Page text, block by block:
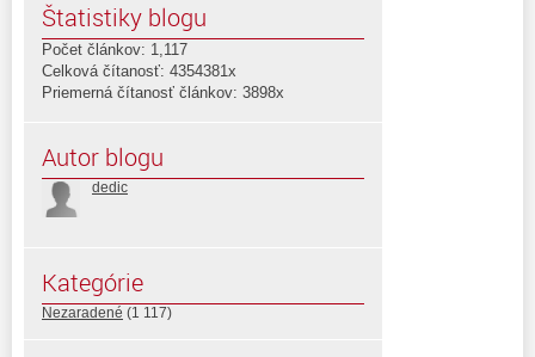
Štatistiky blogu
Počet článkov: 1,117
Celková čítanosť: 4354381x
Priemerná čítanosť článkov: 3898x
Autor blogu
dedic
Kategórie
Nezaradené (1 117)